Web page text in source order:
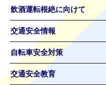
飲酒運転根絶に向けて
交通安全情報
自転車安全対策
交通安全教育